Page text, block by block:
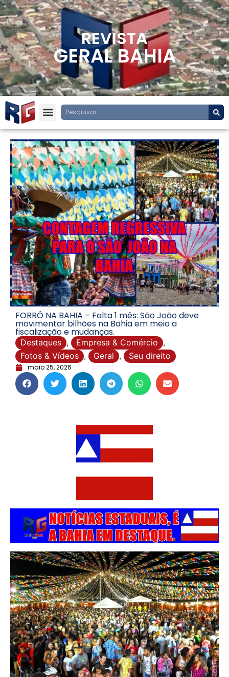
REVISTA
GERAL BAHIA
FORRÓ NA BAHIA – Falta 1 mês: São João deve
movimentar bilhões na Bahia em meio a
fiscalização e mudanças.
Destaques , Empresa & Comércio ,
Fotos & Vídeos , Geral , Seu direito
maio 25, 2026